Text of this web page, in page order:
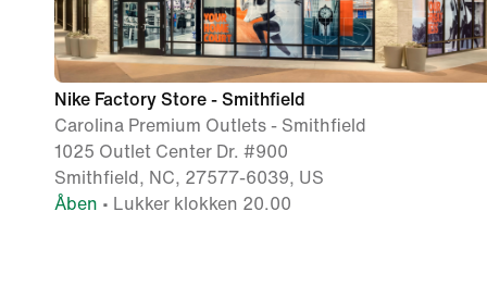
Nike Factory Store - Smithfield
Carolina Premium Outlets - Smithfield
1025 Outlet Center Dr. #900
Smithfield, NC, 27577-6039, US
Åben • Lukker klokken 20.00